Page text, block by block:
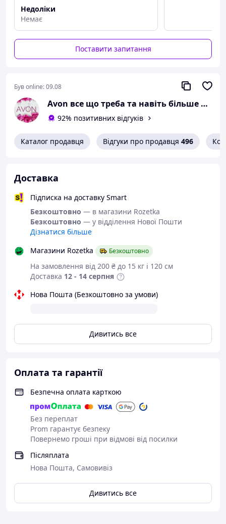
Недоліки
Немає
Поставити запитання
Був online:09.08
Avon все що треба та навіть більше від Анни
92% позитивних відгуків
Каталог продавця Відгуки про продавця 496
Доставка
Підписка на доставку Smart
Безкоштовно — в магазини Rozetka
Безкоштовно — у відділення Нової Пошти
Дізнатися більше
Магазини Rozetka
Безкоштовно
На замовлення від 200 ₴ до 15 кг і 120 см
Доставка 12 - 14 серпня
Нова Пошта (Безкоштовно за умови)
Дивитись все
Оплата та гарантії
Безпечна оплата карткою
Без переплат
Prom гарантує безпеку
Повернемо гроші при відмові від посилки
Післяплата
Нова Пошта, Самовивіз
Дивитись все